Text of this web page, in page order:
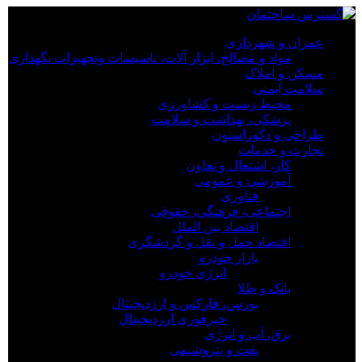
عمران و شهرداری
مواد و مصالح، ابزار آلات، تاسیسات وتجهیزات نگهداری
مسکن و املاک
سلامت ایمنی
محیط زیست و کشاورزی
پزشکی، بهداشت و سلامت
طراحی و دکوراسیون
تجارت و خدمات
کار، اشتغال و تعاون
آموزشی و عمومی
فناوری
اجتماعی، فرهنگی، حقوقی
اقتصاد بین الملل
اقتصاد حمل و نقل و گردشگری
بازار خودرو
انرژی خودرو
بانک و طلا
بورس، فارکس و ارزدیجیتال
خبرفوری ارزدیجیتال
برق، آب و انرژی
نفت و پتروشیمی
×
عمران و شهرداری
مواد و مصالح، ابزار آلات، تاسیسات وتجهیزات نگهداری
مسکن و املاک
سلامت ایمنی
محیط زیست و کشاورزی
پزشکی، بهداشت و سلامت
طراحی و دکوراسیون
تجارت و خدمات
کار، اشتغال و تعاون
آموزشی و عمومی
فناوری
اجتماعی، فرهنگی، حقوقی
اقتصاد بین الملل
اقتصاد حمل و نقل و گردشگری
بازار خودرو
بانک و طلا
بورس، فارکس و ارزدیجیتال
خبرفوری ارزدیجیتال
برق، آب و انرژی